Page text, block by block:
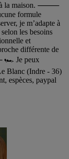
à la maison. ⸻
formule
je m’adapte à
les besoins
et
différente de
🏎️ Je peux
Blanc (Indre - 36)
espèces, paypal